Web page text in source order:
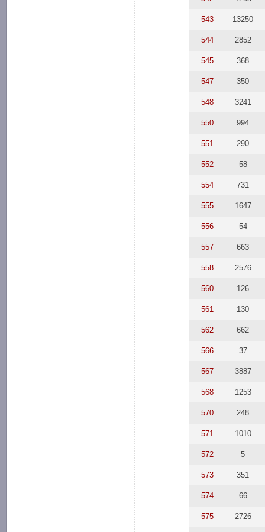
543 13250
544 2852
545 368
547 350
548 3241
550 994
551 290
552 58
554 731
555 1647
556 54
557 663
558 2576
560 126
561 130
562 662
566 37
567 3887
568 1253
570 248
571 1010
572 5
573 351
574 66
575 2726